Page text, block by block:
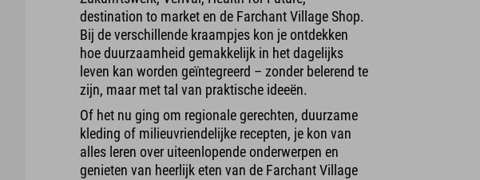
destination to market en de Farchant Village Shop.
Bij de verschillende kraampjes kon je ontdekken
hoe duurzaamheid gemakkelijk in het dagelijks
leven kan worden geïntegreerd – zonder belerend te
zijn, maar met tal van praktische ideeën.
Of het nu ging om regionale gerechten, duurzame
kleding of milieuvriendelijke recepten, je kon van
alles leren over uiteenlopende onderwerpen en
genieten van heerlijk eten van de Farchant Village